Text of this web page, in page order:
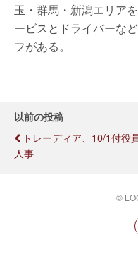
玉・群馬・新潟エリア
ービスとドライバーな
フがある。
以前の投稿
トレーディア、10/1付役
人事
©